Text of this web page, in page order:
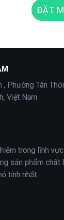
ĐẶT
- organic giống
Phường Tân
Việt Nam
trong lĩnh
sản phẩm chất
tính nhất.